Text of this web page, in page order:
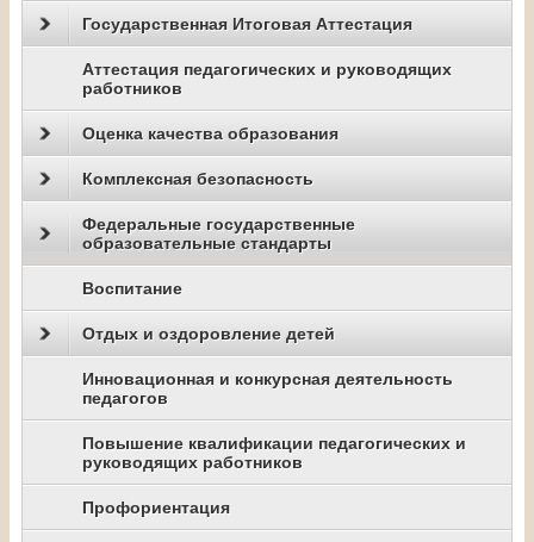
Государственная Итоговая Аттестация
Аттестация педагогических и руководящих
работников
Оценка качества образования
Комплексная безопасность
Федеральные государственные
образовательные стандарты
Воспитание
Отдых и оздоровление детей
Инновационная и конкурсная деятельность
педагогов
Повышение квалификации педагогических и
руководящих работников
Профориентация